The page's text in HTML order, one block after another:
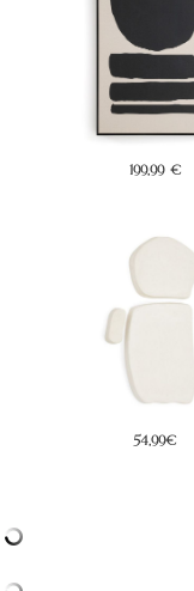
199,99 €
54,99€